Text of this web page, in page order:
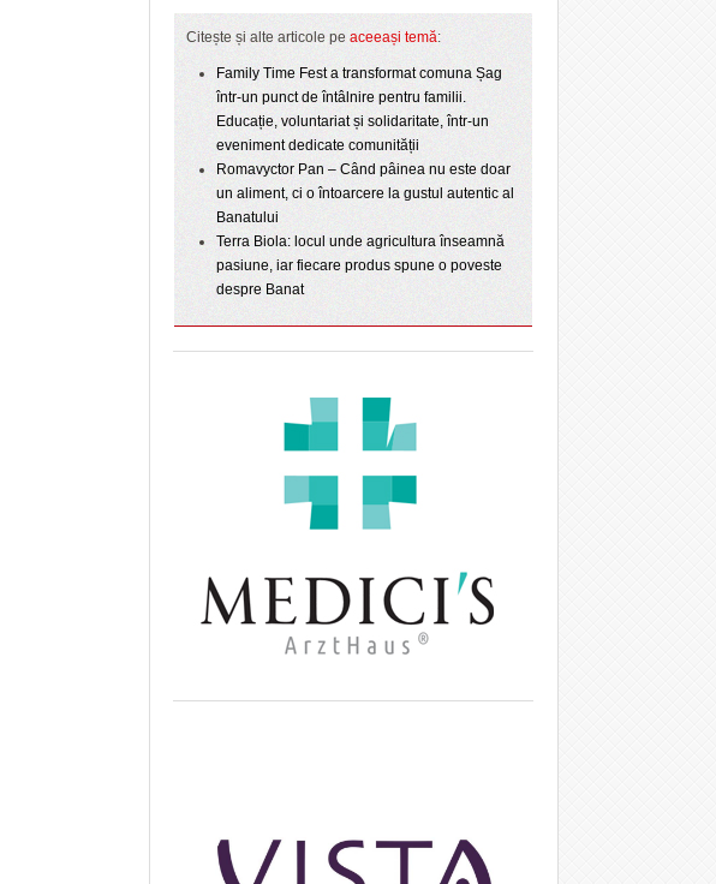
Citește și alte articole pe aceeași temă:
Family Time Fest a transformat comuna Șag
într-un punct de întâlnire pentru familii.
Educație, voluntariat și solidaritate, într-un
eveniment dedicate comunității
Romavyctor Pan – Când pâinea nu este doar
un aliment, ci o întoarcere la gustul autentic al
Banatului
Terra Biola: locul unde agricultura înseamnă
pasiune, iar fiecare produs spune o poveste
despre Banat